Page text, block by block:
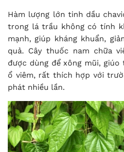
Hàm lượng lớn tinh dầu
trong lá trầu không có tính
mạnh, giúp kháng khuẩn,
quả. Cây thuốc nam chữa
được dùng để xông mũi, giúo
ổ viêm, rất thích hợp với
phát nhiều lần.